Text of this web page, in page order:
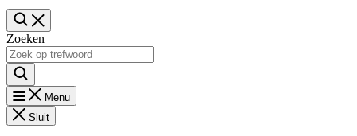
Zoeken
Menu
Sluit